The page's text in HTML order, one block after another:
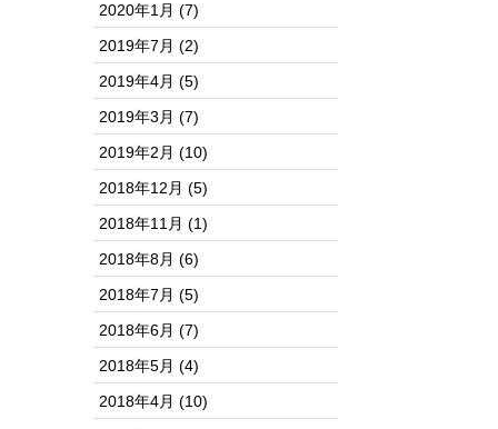
2020年1月 (7)
2019年7月 (2)
2019年4月 (5)
2019年3月 (7)
2019年2月 (10)
2018年12月 (5)
2018年11月 (1)
2018年8月 (6)
2018年7月 (5)
2018年6月 (7)
2018年5月 (4)
2018年4月 (10)